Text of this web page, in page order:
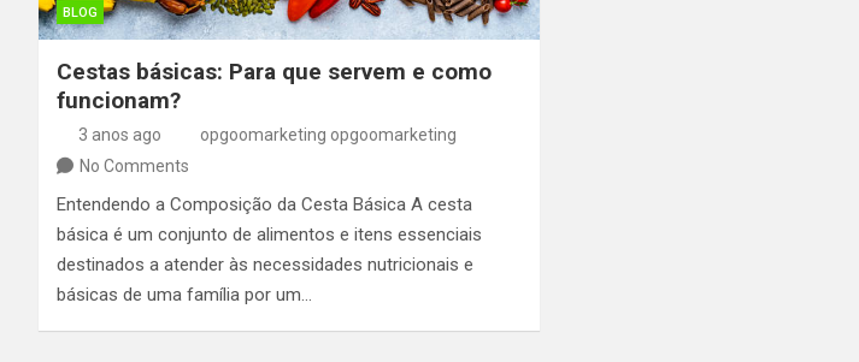
BLOG
Cestas básicas: Para que servem e como
funcionam?
3 anos ago
opgoomarketing opgoomarketing
No Comments
Entendendo a Composição da Cesta Básica A cesta
básica é um conjunto de alimentos e itens essenciais
destinados a atender às necessidades nutricionais e
básicas de uma família por um…